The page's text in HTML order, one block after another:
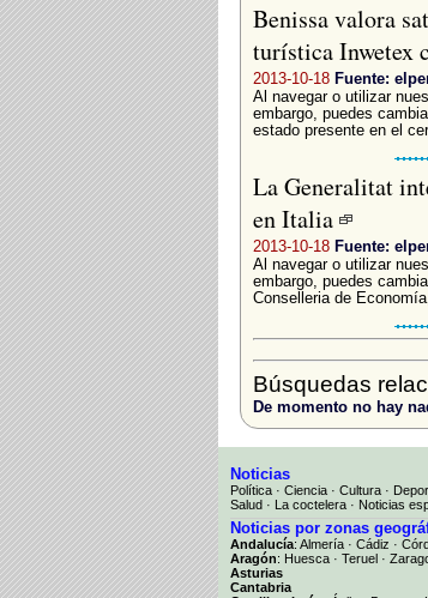
Benissa valora
turística Inwetex
2013-10-18 Fuente:
Al navegar o utilizar
embargo, puedes
estado presente en el
La Generalitat
en Italia
2013-10-18 Fuente:
Al navegar o utilizar
embargo, puedes
Conselleria de
Búsquedas
De momento no hay
Noticias
Política · Ciencia · Cultura ·
Salud · La coctelera · Noticias
Noticias por zonas
Andalucía: Almería · Cádiz ·
Aragón: Huesca · Teruel ·
Asturias
Cantabria